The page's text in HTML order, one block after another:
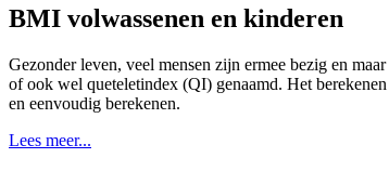
BMI volwassenen en kinderen
Gezonder leven, veel mensen zijn ermee bezig en
of ook wel queteletindex (QI) genaamd. Het
en eenvoudig berekenen.
Lees meer...